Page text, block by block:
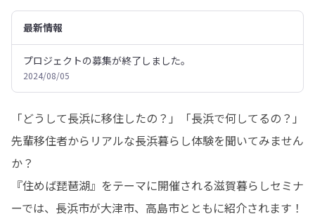
最新情報
プロジェクトの募集が終了しました。
2024/08/05
「どうして長浜に移住したの？」「長浜で何してるの？」
先輩移住者からリアルな長浜暮らし体験を聞いてみません
か？
『住めば琵琶湖』をテーマに開催される滋賀暮らしセミナ
ーでは、長浜市が大津市、高島市とともに紹介されます！